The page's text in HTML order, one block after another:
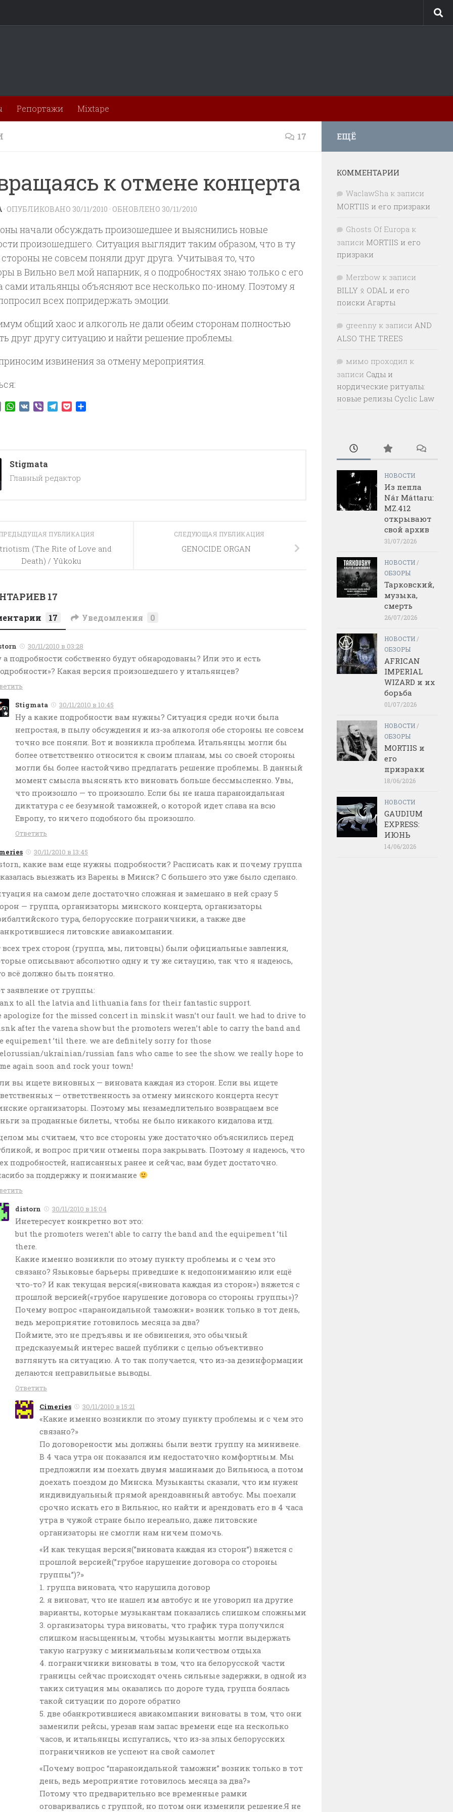
Репортажи Mixtape
17
к отмене концерта
· ОПУБЛИКОВАНО 30/11/2010 · ОБНОВЛЕНО 30/11/2010
начали обсуждать произошедшее и выяснились новые
произошедшего. Ситуация выглядит таким образом, что в ту
не совсем поняли друг друга. Учитывая то, что
в Вильно вел мой напарник, я о подробностях знаю только с его
сами итальянцы объясняют все несколько по-иному. Поэтому я
всех попридержать эмоции.
общий хаос и алкоголь не дали обеим сторонам полностью
друг другу ситуацию и найти решение проблемы.
извинения за отмену мероприятия.
EmailWhatsApp
VK ViberTelegram
Pocket
Stigmata
Главный редактор
СЛЕДУЮЩАЯ ПУБЛИКАЦИЯ
GENOCIDE ORGAN
ПУБЛИКАЦИЯ
(The Rite of Love and
Death) / Yûkoku
17
17 Уведомления 0
30/11/2010 в 03:28
а подробности собственно будут обнародованы? Или это и есть
Какая версия произошедшего у итальянцев?
Stigmata 30/11/2010 в 10:45
Ну а какие подробности вам нужны? Ситуация среди ночи была
непростая, в пылу обсуждения и из-за алкоголя обе стороны не совсем
точно все поняли. Вот и возникла проблема. Итальянцы могли бы
более ответственно относится к своим планам, мы со своей стороны
могли бы более настойчиво предлагать решение проблемы. В данный
момент смысла выяснять кто виновать больше бессмысленно. Увы,
что произошло — то произошло. Если бы не наша параноидальная
диктатура с ее безумной таможней, о которой идет слава на всю
Европу, то ничего подобного бы произошло.
Ответить
30/11/2010 в 13:45
какие вам еще нужны подробности? Расписать как и почему группа
выезжать из Варены в Минск? С большего это уже было сделано.
на самом деле достаточно сложная и замешано в ней сразу 5
— группа, организаторы минского концерта, организаторы
тура, белорусские пограничники, а также две
литовские авиакомпании.
всех трех сторон (группа, мы, литовцы) были официальные завления,
описывают абсолютно одну и ту же ситауцию, так что я надеюсь,
всё должно быть понятно.
заявление от группы:
to all the latvia and lithuania fans for their fantastic support.
apologize for the missed concert in minsk.it wasn’t our fault. we had to drive to
after the varena show but the promoters weren’t able to carry the band and
equipement ’til there. we are definitely sorry for those
ukrainian/russian fans who came to see the show. we really hope to
again soon and rock your town!
вы ищете виновных — виновата каждая из сторон. Если вы ищете
— ответственность за отмену минского концерта несут
организаторы. Поэтому мы незамедлительно возвращаем все
за проданные билеты, чтобы не было никакого кидалова итд.
мы считаем, что все стороны уже достаточно объяснились перед
и вопрос причин отмены пора закрывать. Поэтому я надеюсь, что
подробностей, написанных ранее и сейчас, вам будет достаточно.
за поддержку и понимание
distorn 30/11/2010 в 15:04
Инетересует конкретно вот это:
but the promoters weren’t able to carry the band and the equipement ’til
there.
Какие именно возникли по этому пункту проблемы и с чем это
связано? Языковые барьеры приведшие к недопониманию или ещё
что-то? И как текущая версия(«виновата каждая из сторон») вяжется с
прошлой версией(«грубое нарушение договора со стороны группы»)?
Почему вопрос «параноидальной таможни» возник только в тот день,
ведь мероприятие готовилось месяца за два?
Поймите, это не предъявы и не обвинения, это обычный
предсказуемый интерес вашей публики с целью объективно
взглянуть на ситуацию. А то так получается, что из-за дезинформации
делаются неправильные выводы.
Ответить
Cimeries 30/11/2010 в 15:21
«Какие именно возникли по этому пункту проблемы и с чем это
связано?»
По договорености мы должны были везти группу на минивене.
В 4 часа утра он показался им недостаточно комфортным. Мы
предложили им поехать двумя машинами до Вильнюса, а потом
доехать поездом до Минска. Музыканты сказали, что им нужен
индивидуальный прямой арендоавнный автобус. Мы поехали
срочно искать его в Вильнюс, но найти и арендовать его в 4 часа
утра в чужой стране было нереально, даже литовские
организаторы не смогли нам ничем помочь.
«И как текущая версия(”виновата каждая из сторон”) вяжется с
прошлой версией(”грубое нарушение договора со стороны
группы”)?»
1. группа виновата, что нарушила договор
2. я виноват, что не нашел им автобус и не уговорил на другие
варианты, которые музыкантам показались слишком сложными
3. организаторы тура виноваты, что график тура получился
слишком насыщенным, чтобы музыканты могли выдержать
такую нагрузку с минимальным количеством отдыха
4. пограничники виноваты в том, что на белорусской части
границы сейчас происходят очень сильные задержки, в одной из
таких ситуация мы оказались по дороге туда, группа боялась
такой ситуации по дороге обратно
5. две обанкротившиеся авиакомпании виноваты в том, что они
заменили рейсы, урезав нам запас времени еще на несколько
часов, и итальянцы испугались, что из-за злых белорусских
пограничников не успеют на свой самолет
«Почему вопрос “параноидальной таможни” возник только в тот
день, ведь мероприятие готовилось месяца за два?»
Потому что предварительно все временные рамки
оговаривались с группой, но потом они изменили решение.Я не
ЕЩЁ
КОММЕНТАРИИ
WaclawSha к записи
MORTIIS и его призраки
Ghosts Of Europa к
записи MORTIIS и его
призраки
Merzbow к записи
BILLY ᛟ ODAL и его
поиски Агарты
greenny к записи AND
ALSO THE TREES
мимо проходил к
записи Сады и
нордические ритуалы:
новые релизы Cyclic Law
НОВОСТИ
Из пепла
Nár Máttaru:
MZ.412
открывают
свой архив
31/07/2026
НОВОСТИ /
ОБЗОРЫ
Тарковский,
музыка,
смерть
26/07/2026
НОВОСТИ /
ОБЗОРЫ
AFRICAN
IMPERIAL
WIZARD и их
борьба
01/07/2026
НОВОСТИ /
ОБЗОРЫ
MORTIIS и
его
призраки
18/06/2026
НОВОСТИ
GAUDIUM
EXPRESS:
ИЮНЬ
14/06/2026